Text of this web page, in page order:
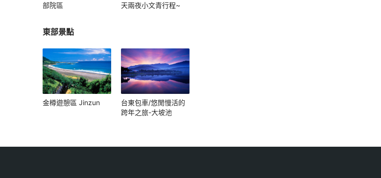
部院區
天兩夜小文青行程~
東部景點
金樽遊憩區 Jinzun
台東包車/悠閒慢活的
跨年之旅-大坡池